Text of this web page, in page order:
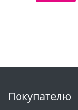
Покупателю